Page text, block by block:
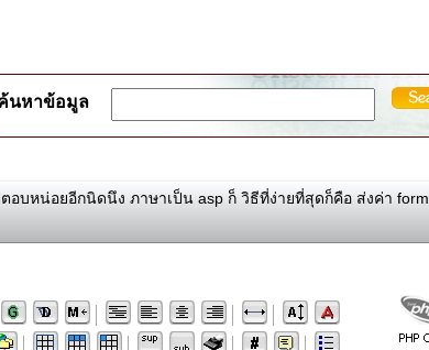
นหาข้อมูล
อบหน่อยอีกนิดนึง ภาษาเป็น asp ก็ วิธีที่ง่ายที่สุดก็คือ ส่งค่า